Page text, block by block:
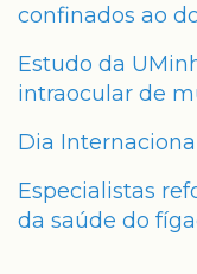
confinados ao
Estudo da
intraocular de
Dia
Especialistas
da saúde do